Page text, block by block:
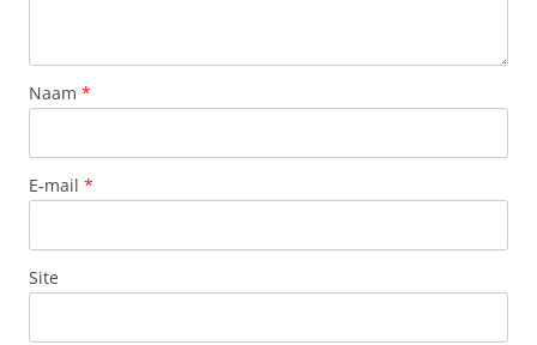
Naam *
E-mail *
Site